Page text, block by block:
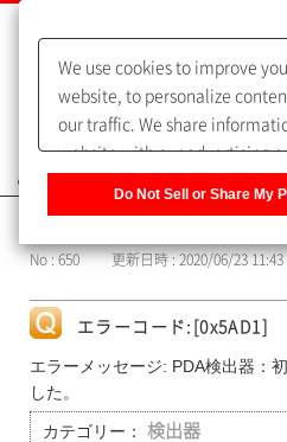
よくあるご質問（
No : 650 更新日時 : 2020/06/23 11:43
エラーコード:[0x5AD1]
エラーメッセージ: PDA検出器：
した。
カテゴリー： 検出器
We use cookies to improve
website, to personalize
our traffic. We share
website with our advertising
of our sharing information
Information] to customize
Do Not Sell or Share My